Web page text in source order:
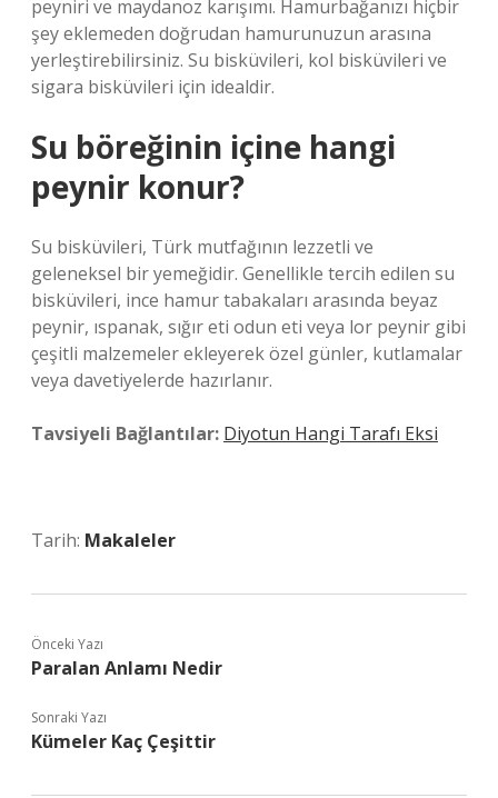
peyniri ve maydanoz karışımı. Hamurbağanızı hiçbir
şey eklemeden doğrudan hamurunuzun arasına
yerleştirebilirsiniz. Su bisküvileri, kol bisküvileri ve
sigara bisküvileri için idealdir.
Su böreğinin içine hangi
peynir konur?
Su bisküvileri, Türk mutfağının lezzetli ve
geleneksel bir yemeğidir. Genellikle tercih edilen su
bisküvileri, ince hamur tabakaları arasında beyaz
peynir, ıspanak, sığır eti odun eti veya lor peynir gibi
çeşitli malzemeler ekleyerek özel günler, kutlamalar
veya davetiyelerde hazırlanır.
Tavsiyeli Bağlantılar: Diyotun Hangi Tarafı Eksi
Tarih: Makaleler
Önceki Yazı
Paralan Anlamı Nedir
Sonraki Yazı
Kümeler Kaç Çeşittir